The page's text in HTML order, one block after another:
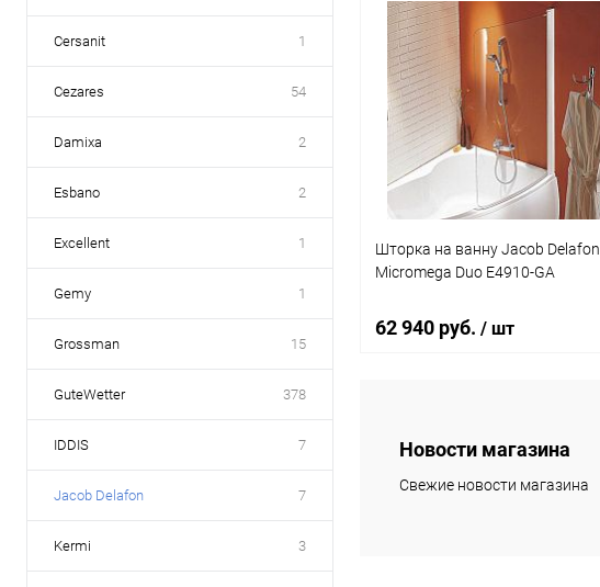
Cersanit 1
Cezares 54
Damixa 2
Esbano 2
Excellent 1
Gemy 1
Grossman 15
GuteWetter 378
IDDIS 7
Jacob Delafon 7
Kermi 3
В корзину
Купить в 1 клик Сравнение
В избранное Под заказ
Шторка на ванну Jacob Delafon
Micromega Duo E4910-GA
62 940 руб. / шт
Купить в 1 клик
Новости магазина
Свежие новости магазина